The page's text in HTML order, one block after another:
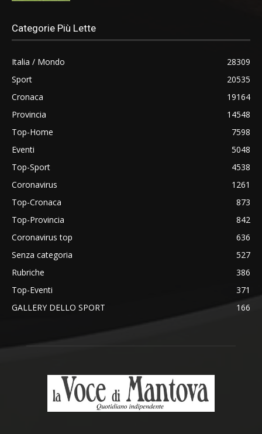
Categorie Più Lette
Italia / Mondo
28309
Sport
20535
Cronaca
19164
Provincia
14548
Top-Home
7598
Eventi
5048
Top-Sport
4538
Coronavirus
1261
Top-Cronaca
873
Top-Provincia
842
Coronavirus top
636
Senza categoria
527
Rubriche
386
Top-Eventi
371
GALLERY DELLO SPORT
166